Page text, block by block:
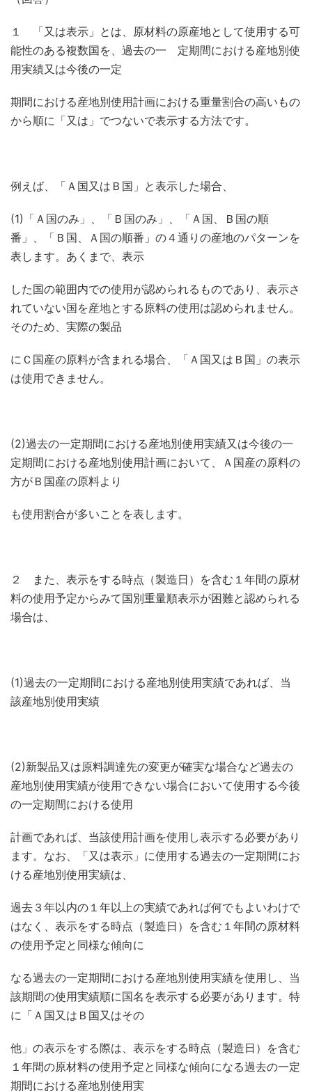
１ 「又は表示」とは、原材料の原産地として使用する可
能性のある複数国を、過去の一 定期間における産地別使
用実績又は今後の一定
期間における産地別使用計画における重量割合の高いもの
から順に「又は」でつないで表示する方法です。
例えば、「Ａ国又はＢ国」と表示した場合、
(1)「Ａ国のみ」、「Ｂ国のみ」、「Ａ国、Ｂ国の順
番」、「Ｂ国、Ａ国の順番」の４通りの産地のパターンを
表します。あくまで、表示
した国の範囲内での使用が認められるものであり、表示さ
れていない国を産地とする原料の使用は認められません。
そのため、実際の製品
にＣ国産の原料が含まれる場合、「Ａ国又はＢ国」の表示
は使用できません。
(2)過去の一定期間における産地別使用実績又は今後の一
定期間における産地別使用計画において、Ａ国産の原料の
方がＢ国産の原料より
も使用割合が多いことを表します。
２ また、表示をする時点（製造日）を含む１年間の原材
料の使用予定からみて国別重量順表示が困難と認められる
場合は、
(1)過去の一定期間における産地別使用実績であれば、当
該産地別使用実績
(2)新製品又は原料調達先の変更が確実な場合など過去の
産地別使用実績が使用できない場合において使用する今後
の一定期間における使用
計画であれば、当該使用計画を使用し表示する必要があり
ます。なお、「又は表示」に使用する過去の一定期間にお
ける産地別使用実績は、
過去３年以内の１年以上の実績であれば何でもよいわけで
はなく、表示をする時点（製造日）を含む１年間の原材料
の使用予定と同様な傾向に
なる過去の一定期間における産地別使用実績を使用し、当
該期間の使用実績順に国名を表示する必要があります。特
に「Ａ国又はＢ国又はその
他」の表示をする際は、表示をする時点（製造日）を含む
１年間の原材料の使用予定と同様な傾向になる過去の一定
期間における産地別使用実